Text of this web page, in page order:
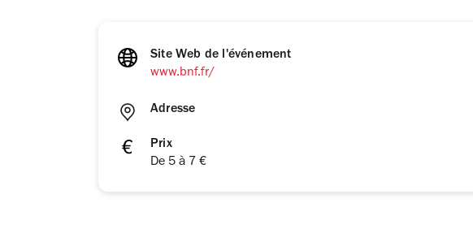
Site Web de l'événement
www.bnf.fr/
Adresse
Prix
De 5 à 7 €